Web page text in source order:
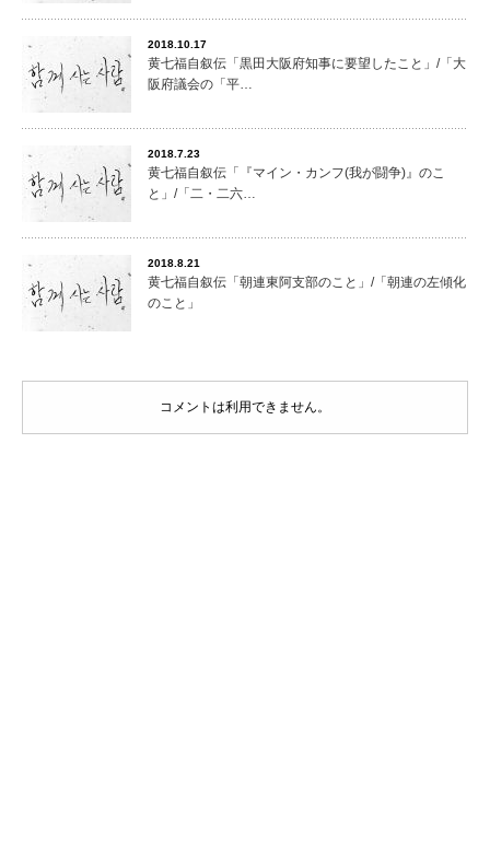
2018.10.17
黄七福自叙伝「黒田大阪府知事に要望したこと」/「大
阪府議会の「平…
2018.7.23
黄七福自叙伝「『マイン・カンフ(我が闘争)』のこ
と」/「二・二六…
2018.8.21
黄七福自叙伝「朝連東阿支部のこと」/「朝連の左傾化
のこと」
コメントは利用できません。